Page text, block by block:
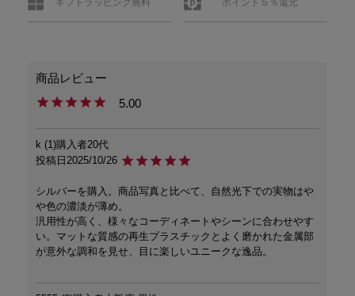
ギフトラッピング無料 ポイント５％還元
5.00
k 1 購入者20代
投稿日 2025/10/26
シルバーを購入。商品写真と比べて、自然光下での実物はや
や色の濃淡が薄め。
汎用性が高く、様々なコーディネートやシーンに合わせやす
い。マットな質感の再生プラスチックとよく磨かれた金属部
が意外な調和を見せ、目に楽しいユニークな逸品。